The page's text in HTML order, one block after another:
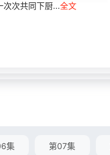
次次共同下厨...全文
集 第07集